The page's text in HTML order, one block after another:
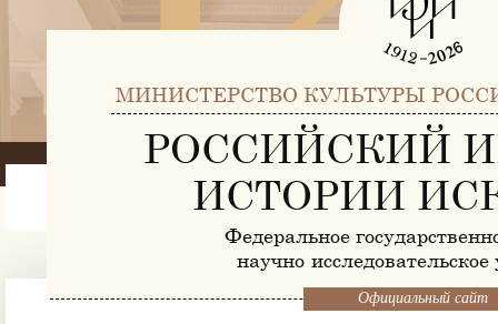
МИНИСТЕРСТВО КУЛЬТУРЫ
РОССИЙСКИЙ
ИСТОРИИ
Федеральное
научно-
Официальный сайт